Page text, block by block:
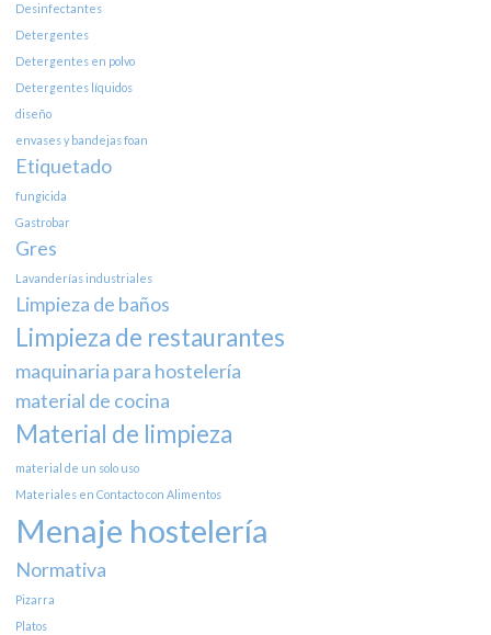
Desinfectantes
Detergentes
Detergentes en polvo
Detergentes líquidos
diseño
envases y bandejas foan
Etiquetado
fungicida
Gastrobar
Gres
Lavanderías industriales
Limpieza de baños
Limpieza de restaurantes
maquinaria para hostelería
material de cocina
Material de limpieza
material de un solo uso
Materiales en Contacto con Alimentos
Menaje hostelería
Normativa
Pizarra
Platos